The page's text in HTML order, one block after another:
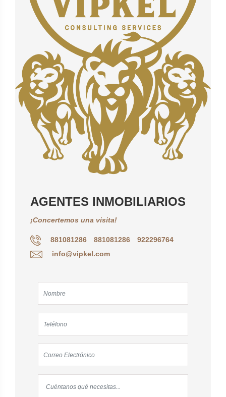
AGENTES INMOBILIARIOS
¡Concertemos una visita!
881081286 881081286
922296764
info@vipkel.com